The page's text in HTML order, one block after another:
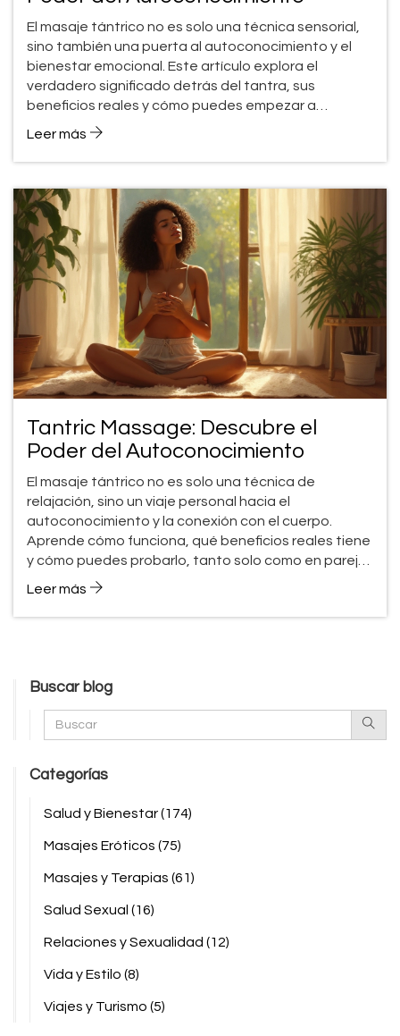
El masaje tántrico no es solo una técnica sensorial,
sino también una puerta al autoconocimiento y el
bienestar emocional. Este artículo explora el
verdadero significado detrás del tantra, sus
beneficios reales y cómo puedes empezar a
experimentar esta práctica, incluso si no tienes
preparar un espacio seguro y disfrutar del proceso.
transformar tu relación contigo mismo y tu energía.
Todo explicado de manera sencilla, sin mitos ni ideas
confusas.
Leer más
Tantric Massage: Descubre el
Poder del Autoconocimiento
El masaje tántrico no es solo una técnica de
relajación, sino un viaje personal hacia el
autoconocimiento y la conexión con el cuerpo.
Aprende cómo funciona, qué beneficios reales tiene
y cómo puedes probarlo, tanto solo como en pareja.
Afrontamos mitos, compartimos consejos sencillos y
emocionales. Si buscas ir más allá del típico masaje y
Leer más
Buscar blog
Categorías
Salud y Bienestar(174)
Masajes Eróticos (75)
Masajes y Terapias (61)
Salud Sexual (16)
Relaciones y Sexualidad (12)
Vida y Estilo (8)
Viajes y Turismo (5)